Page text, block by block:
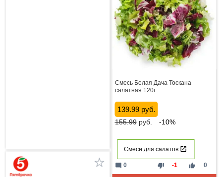
Смесь Белая Дача Тоскана
салатная 120г
139.99 руб.
155.99руб. -10%
Смеси для салатов
thumb_down -1 thumb_up 0
mode_comment 0